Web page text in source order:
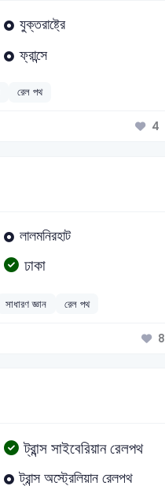
যুক্তরাষ্ট্রে
ফ্রান্সে
রেল পথ
4
লালমনিরহাট
ঢাকা
সাধারণ জ্ঞান রেল পথ
8
ট্রান্স সাইবেরিয়ান রেলপথ
ট্রান্স অস্ট্রেলিয়ান রেলপথ